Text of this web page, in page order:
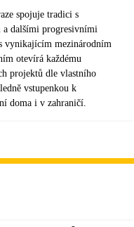
spojuje tradici s
a dalšími progresivními
vynikajícím mezinárodním
otevírá každému
projektů dle vlastního
vstupenkou k
doma i v zahraničí.